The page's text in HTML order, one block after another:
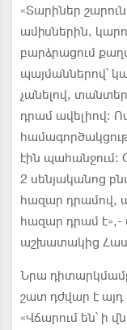
«Տարիներ
ամիսներին,
բարձրացում
պայմաններով՝
չանելով,
դրամ ավելիով:
էին պահանջում:
2 սենյականոց
հազար դրամով,
հազար դրամ է»,-
աշխատակից
Նրա
շատ դժվար է
«Վճարում են՝ ի